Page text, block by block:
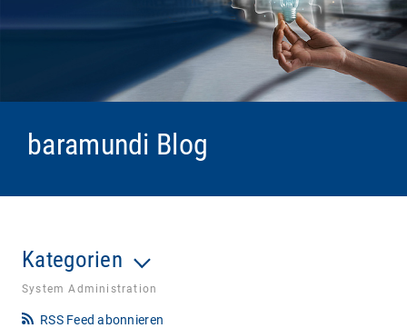
baramundi Blog
Kategorien
System Administration
RSS Feed abonnieren